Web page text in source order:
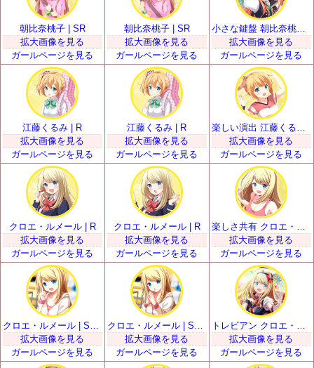
朝比奈桃子 | SR
拡大画像を見る
ガールページを見る
朝比奈桃子 | SR
拡大画像を見る
ガールページを見る
小さな鍵盤 朝比奈桃子 | SSR
拡大画像を見る
ガールページを見る
江藤くるみ | R
拡大画像を見る
ガールページを見る
江藤くるみ | R
拡大画像を見る
ガールページを見る
拡大画像を見る
ガールページを見る
クロエ・ルメール | R
拡大画像を見る
ガールページを見る
クロエ・ルメール | R
拡大画像を見る
ガールページを見る
拡大画像を見る
ガールページを見る
拡大画像を見る
ガールページを見る
拡大画像を見る
ガールページを見る
拡大画像を見る
ガールページを見る